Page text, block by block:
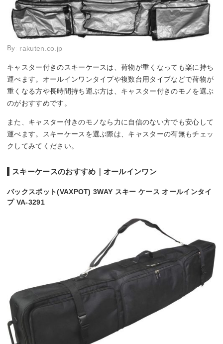
By: rakuten.co.jp
キャスター付きのスキーケースは、荷物が重くなっても楽に持ち
運べます。オールインワンタイプや複数台用タイプなどで荷物が
重くなる方や長時間持ち運ぶ方は、キャスター付きのモノを選ぶ
のがおすすめです。
また、キャスター付きのモノなら力に自信のない方でも安心して
運べます。スキーケースを選ぶ際は、キャスターの有無もチェッ
クしてみてください。
スキーケースのおすすめ｜オールインワン
バックスポット(VAXPOT) 3WAY スキー ケース オールインタイ
プ VA-3291